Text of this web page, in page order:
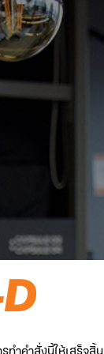
ำคำสั่งนี้ให้เสร็จสิ้น